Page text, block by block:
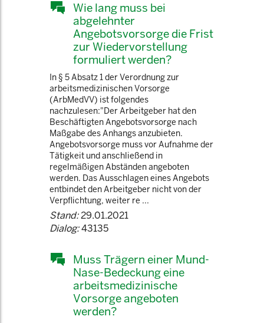
Wie lang muss bei
abgelehnter
Angebotsvorsorge die Frist
zur Wiedervorstellung
formuliert werden?
In § 5 Absatz 1 der Verordnung zur
arbeitsmedizinischen Vorsorge
(ArbMedVV) ist folgendes
nachzulesen:"Der Arbeitgeber hat den
Beschäftigten Angebotsvorsorge nach
Maßgabe des Anhangs anzubieten.
Angebotsvorsorge muss vor Aufnahme der
Tätigkeit und anschließend in
regelmäßigen Abständen angeboten
werden. Das Ausschlagen eines Angebots
entbindet den Arbeitgeber nicht von der
Verpflichtung, weiter re ...
Stand:29.01.2021
Dialog:43135
Muss Trägern einer Mund-
Nase-Bedeckung eine
arbeitsmedizinische
Vorsorge angeboten
werden?